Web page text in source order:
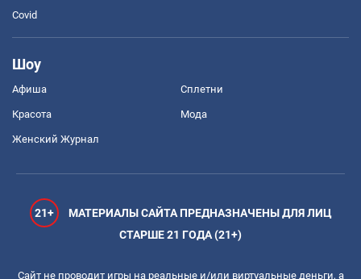
Covid
Шоу
Афиша Сплетни
Красота Мода
Женский Журнал
21+
МАТЕРИАЛЫ САЙТА ПРЕДНАЗНАЧЕНЫ ДЛЯ ЛИЦ
СТАРШЕ 21 ГОДА (21+)
Сайт не проводит игры на реальные и/или виртуальные деньги, а